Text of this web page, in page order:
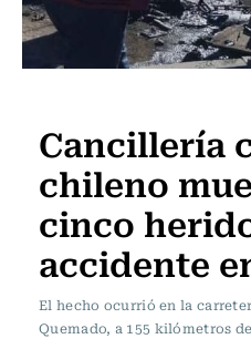
STGO
TV
EN
VIVO
STREAMING
RADIO
USACH
Cancillería
chileno
cinco
accidente
El hecho ocurrió en la
Quemado, a 155 kilómetros